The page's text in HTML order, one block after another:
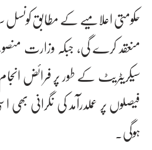
حکومتی اعلامیے کے مطابق کونسل
منعقد کرے گی، جبکہ وزارت
سیکریٹریٹ کے طور پر فرائض
فیصلوں پر عملدرآمد کی نگرانی
ہوگی۔